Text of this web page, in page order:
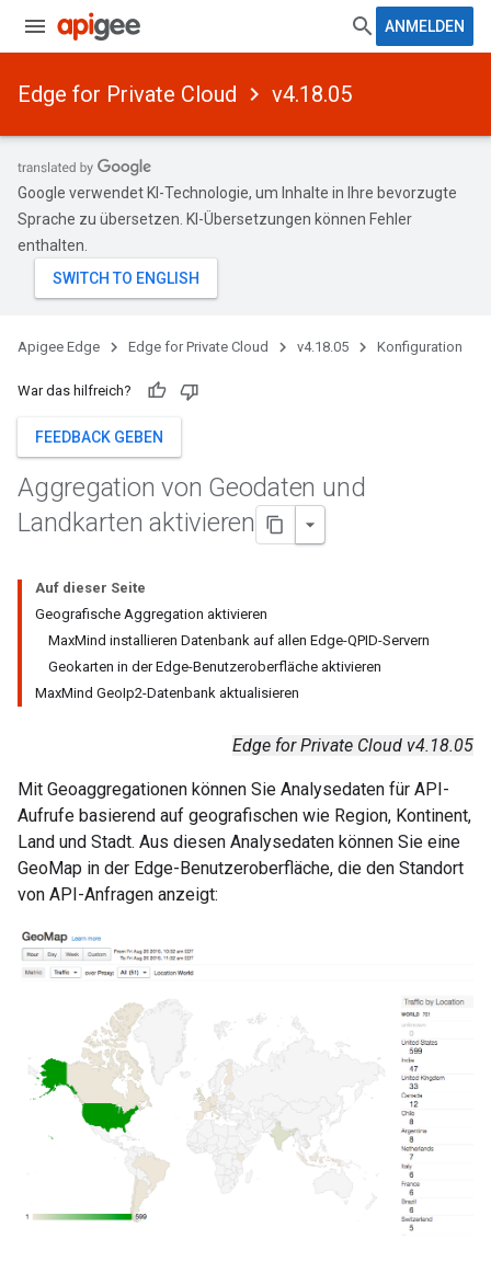
ANMELDEN
Edge for Private Cloud v4.18.05
Google verwendet KI-Technologie, um Inhalte in Ihre bevorzugte
Sprache zu übersetzen. KI-Übersetzungen können Fehler
enthalten.
Apigee Edge Edge for Private Cloud v4.18.05 Konfiguration
War das hilfreich?
FEEDBACK GEBEN
Aggregation von Geodaten und
Landkarten aktivieren
Auf dieser Seite
Geografische Aggregation aktivieren
MaxMind installieren Datenbank auf allen Edge-QPID-Servern
Geokarten in der Edge-Benutzeroberfläche aktivieren
MaxMind GeoIp2-Datenbank aktualisieren
Edge for Private Cloud v4.18.05
Mit Geoaggregationen können Sie Analysedaten für API-
Aufrufe basierend auf geografischen wie Region, Kontinent,
Land und Stadt. Aus diesen Analysedaten können Sie eine
GeoMap in der Edge-Benutzeroberfläche, die den Standort
von API-Anfragen anzeigt: